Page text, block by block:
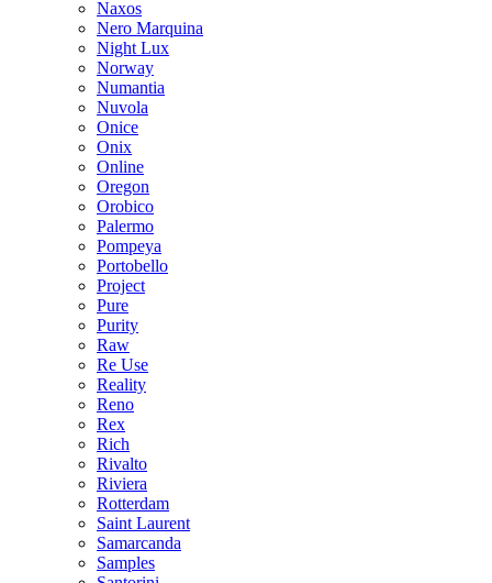
Naxos
Nero Marquina
Night Lux
Norway
Numantia
Nuvola
Onice
Onix
Online
Oregon
Orobico
Palermo
Pompeya
Portobello
Project
Pure
Purity
Raw
Re Use
Reality
Reno
Rex
Rich
Rivalto
Riviera
Rotterdam
Saint Laurent
Samarcanda
Samples